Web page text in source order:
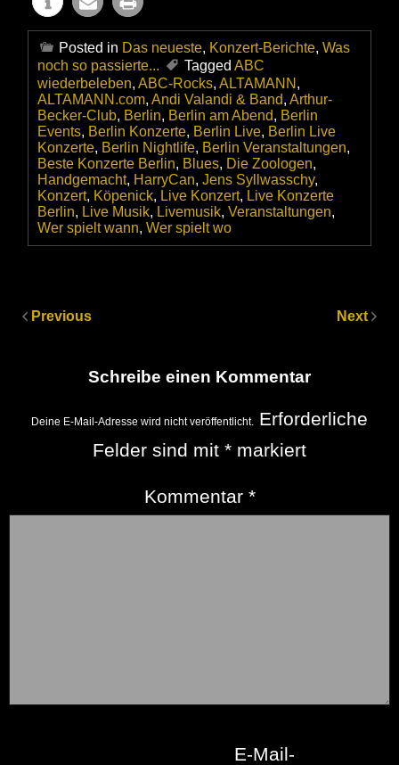
Posted in Das neueste, Konzert-Berichte, Was
noch so passierte...
Tagged ABC
wiederbeleben, ABC-Rocks, ALTAMANN ,
ALTAMANN.com, Andi Valandi & Band, Arthur-
Becker-Club, Berlin, Berlin am Abend, Berlin
Events, Berlin Konzerte, Berlin Live, Berlin Live
Konzerte, Berlin Nightlife, Berlin Veranstaltungen,
Beste Konzerte Berlin, Blues, Die Zoologen,
Handgemacht, HarryCan, Jens Syllwasschy,
Konzert, Köpenick, Live Konzert, Live Konzerte
Berlin, Live Musik, Livemusik, Veranstaltungen,
Wer spielt wann, Wer spielt wo
Previous Next
Schreibe einen Kommentar
Deine E-Mail-Adresse wird nicht veröffentlicht.
Erforderliche
Felder sind mit * markiert
Kommentar *
E-Mail-